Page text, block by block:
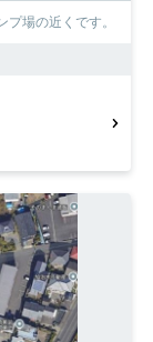
場の近くです。